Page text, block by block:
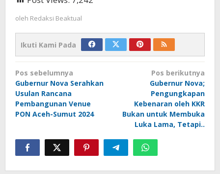
oleh Redaksi Beaktual
Ikuti Kami Pada
Navigasi
pos
Pos sebelumnya
Gubernur Nova Serahkan
Usulan Rancana
Pembangunan Venue
PON Aceh-Sumut 2024
Pos berikutnya
Gubernur Nova;
Pengungkapan
Kebenaran oleh KKR
Bukan untuk Membuka
Luka Lama, Tetapi..